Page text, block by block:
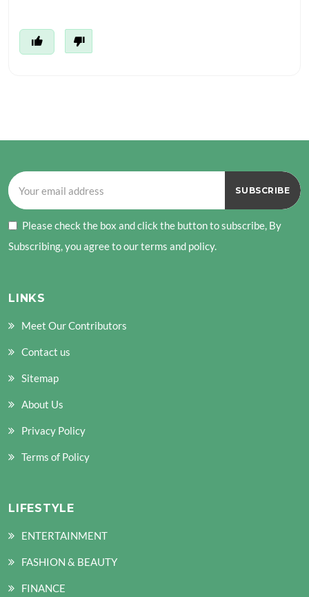
Please check the box and click the button to subscribe, By
Subscribing, you agree to our terms and policy.
LINKS
Meet Our Contributors
Contact us
Sitemap
About Us
Privacy Policy
Terms of Policy
LIFESTYLE
ENTERTAINMENT
FASHION & BEAUTY
FINANCE